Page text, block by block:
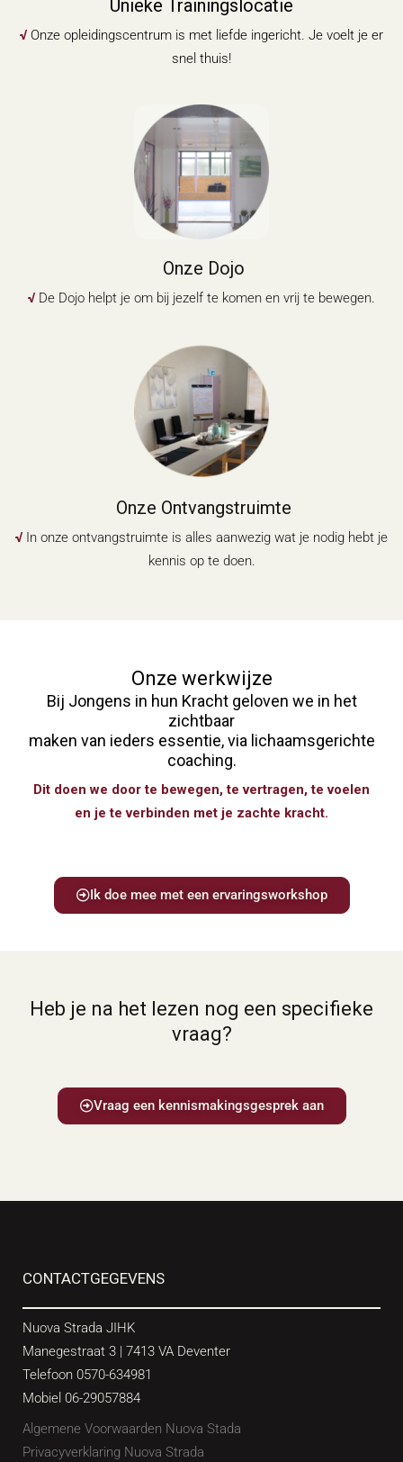
Unieke Trainingslocatie
√ Onze opleidingscentrum is met liefde ingericht. Je voelt je er
snel thuis!
Onze Dojo
√ De Dojo helpt je om bij jezelf te komen en vrij te bewegen.
Onze Ontvangstruimte
√ In onze ontvangstruimte is alles aanwezig wat je nodig hebt je
kennis op te doen.
Onze werkwijze
Bij Jongens in hun Kracht geloven we in het
zichtbaar
maken van ieders essentie, via lichaamsgerichte
coaching.
Dit doen we door te bewegen, te vertragen, te voelen
en je te verbinden met je zachte kracht.
Ik doe mee met een ervaringsworkshop
Heb je na het lezen nog een specifieke
vraag?
Vraag een kennismakingsgesprek aan
CONTACTGEGEVENS
Nuova Strada JIHK
Manegestraat 3 | 7413 VA Deventer
Telefoon 0570-634981
Mobiel 06-29057884
Algemene Voorwaarden Nuova Stada
Privacyverklaring Nuova Strada